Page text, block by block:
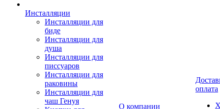
Инсталляции
Инсталляции для
биде
Инсталляции для
душа
Инсталляции для
писсуаров
Инсталляции для
раковины
Инсталляции для
чаш Генуя
О компании
оплата